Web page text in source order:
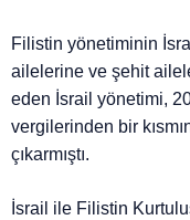
Filistin yönetiminin
ailelerine ve şehit
eden İsrail yönetimi,
vergilerinden bir
çıkarmıştı.
İsrail ile Filistin